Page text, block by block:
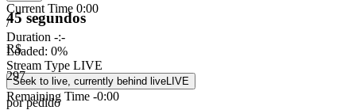
Current Time 0:00
/
Duration -:-
Loaded: 0%
Stream Type LIVE
Seek to live, currently behind liveLIVE
Remaining Time -0:00
45 segundos
R$
297
por pedido